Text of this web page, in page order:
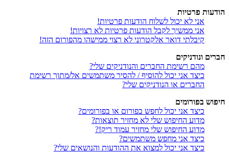
הודעות פרטיות
אני לא יכול לשלוח הודעות פרטיות!
אני ממשיך לקבל הודעות פרטיות לא רצויות!
קיבלתי דואר אלקטרוני לא רצוי ממישהו מהפורום הזה!
חברים ונודניקים
מהם רשימת החברים והנודניקים שלי?
כיצד אני יכול להוסיף / להסיר משתמשים אל/מתוך רשימת
החברים או הנודניקים שלי?
חיפוש בפורומים
כיצד אני יכול לחפש בפורום או בפורומים?
מדוע החיפוש שלי לא מחזיר תוצאות?
מדוע החיפוש שלי מחזיר עמוד ריק!?
כיצד אני מחפש משתמשים?
כיצד אני יכול למצוא את ההודעות והנושאים שלי?